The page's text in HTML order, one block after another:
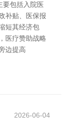
要包括入院医
补贴、医保报
短其经济包
医疗赞助战略
边提高
2026-06-04